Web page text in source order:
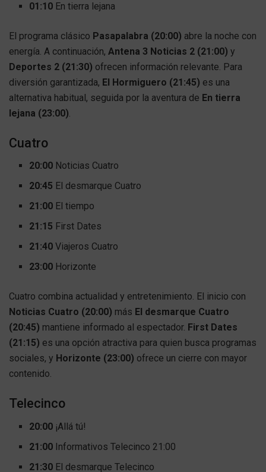
01:10 En tierra lejana
El programa clásico Pasapalabra (20:00) abre la noche con
energía. A continuación, Antena 3 Noticias 2 (21:00) y
Deportes 2 (21:30) ofrecen información relevante. Para
diversión garantizada, El Hormiguero (21:45) es una
alternativa habitual, seguida por la aventura de En tierra
lejana (23:00).
Cuatro
20:00 Noticias Cuatro
20:45 El desmarque Cuatro
21:00 El tiempo
21:15 First Dates
21:40 Viajeros Cuatro
23:00 Horizonte
Cuatro combina actualidad y entretenimiento. El inicio con
Noticias Cuatro (20:00) más El desmarque Cuatro
(20:45) mantiene informado al espectador. First Dates
(21:15) es una opción atractiva para quien busca programas
sociales, y Horizonte (23:00) ofrece un cierre con mayor
contenido.
Telecinco
20:00 ¡Allá tú!
21:00 Informativos Telecinco 21:00
21:30 El desmarque Telecinco